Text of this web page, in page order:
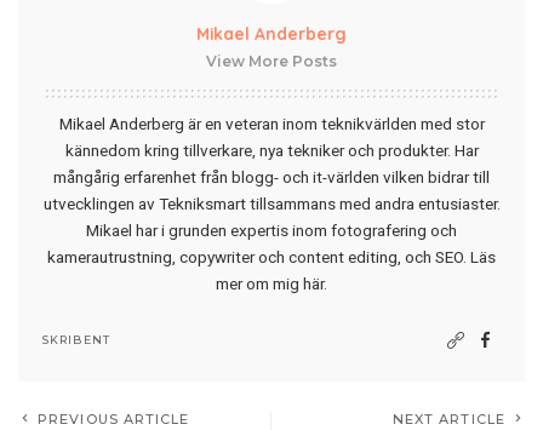
Mikael Anderberg
View More Posts
Mikael Anderberg är en veteran inom teknikvärlden med stor
kännedom kring tillverkare, nya tekniker och produkter. Har
mångårig erfarenhet från blogg- och it-världen vilken bidrar till
utvecklingen av Tekniksmart tillsammans med andra entusiaster.
Mikael har i grunden expertis inom fotografering och
kamerautrustning, copywriter och content editing, och SEO. Läs
mer om mig här.
SKRIBENT
PREVIOUS ARTICLE NEXT ARTICLE